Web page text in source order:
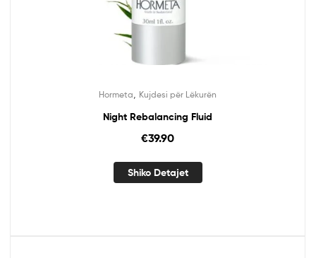
Hormeta Kujdesi për Lëkurën
Night Rebalancing Fluid
€39.90
Shiko Detajet